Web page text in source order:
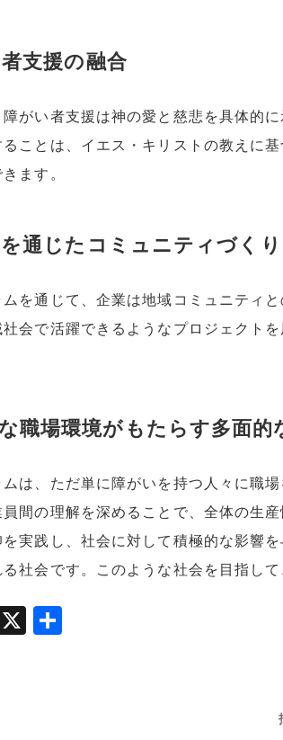
支援の融合
がい者支援は神の愛と慈悲を具体的
ことは、イエス・キリストの教えに
ます。
通じたコミュニティづくり
を通じて、企業は地域コミュニティ
会で活躍できるようなプロジェクト
職場環境がもたらす多面的
は、ただ単に障がいを持つ人々に職
間の理解を深めることで、全体の生
実践し、社会に対して積極的な影響
社会です。このような社会を目指し
X